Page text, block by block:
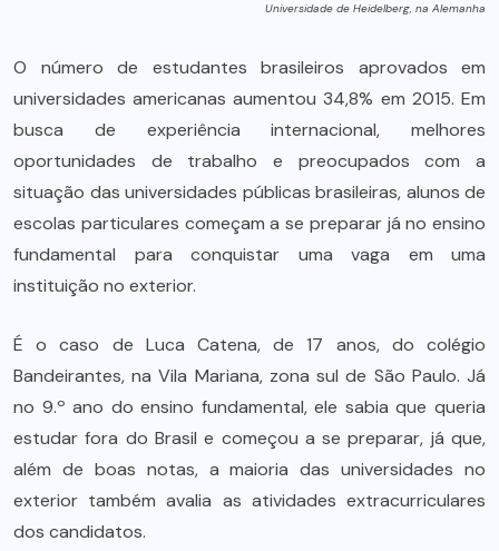
Universidade de Heidelberg, na Alemanha
O número de estudantes brasileiros aprovados em
universidades americanas aumentou 34,8% em 2015. Em
busca de experiência internacional, melhores
oportunidades de trabalho e preocupados com a
situação das universidades públicas brasileiras, alunos de
escolas particulares começam a se preparar já no ensino
fundamental para conquistar uma vaga em uma
instituição no exterior.
É o caso de Luca Catena, de 17 anos, do colégio
Bandeirantes, na Vila Mariana, zona sul de São Paulo. Já
no 9.º ano do ensino fundamental, ele sabia que queria
estudar fora do Brasil e começou a se preparar, já que,
além de boas notas, a maioria das universidades no
exterior também avalia as atividades extracurriculares
dos candidatos.